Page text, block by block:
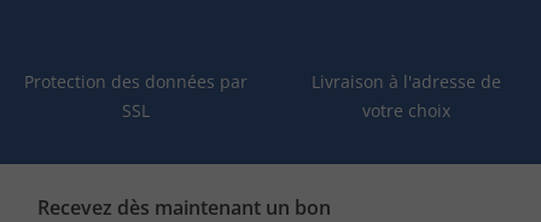
Protection des données par
SSL
Livraison à l'adresse de
votre choix
Recevez dès maintenant un bon